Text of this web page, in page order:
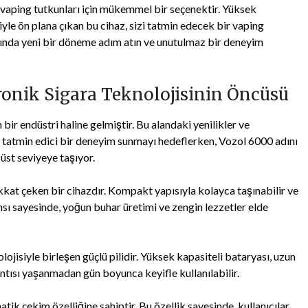
tutkunları için mükemmel bir seçenektir. Yüksek
ön plana çıkan bu cihaz, sizi tatmin edecek bir vaping
yeni bir döneme adım atın ve unutulmaz bir deneyim
Sigara Teknolojisinin Öncüsü
bir endüstri haline gelmiştir. Bu alandaki yenilikler ve
edici bir deneyim sunmayı hedeflerken, Vozol 6000 adını
seviyeye taşıyor.
çeken bir cihazdır. Kompakt yapısıyla kolayca taşınabilir ve
sayesinde, yoğun buhar üretimi ve zengin lezzetler elde
birleşen güçlü pilidir. Yüksek kapasiteli bataryası, uzun
yaşanmadan gün boyunca keyifle kullanılabilir.